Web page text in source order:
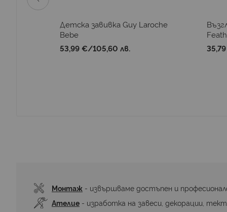
Детска завивка Guy Laroche
Bebe
53,99 €/105,60 лв.
Монтаж - извършваме достъпен и
Ателие - изработка на завеси, декорации,